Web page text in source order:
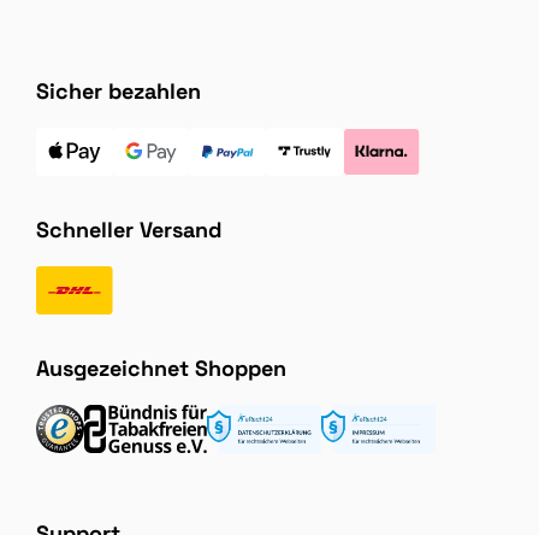
Sicher bezahlen
Schneller Versand
Ausgezeichnet Shoppen